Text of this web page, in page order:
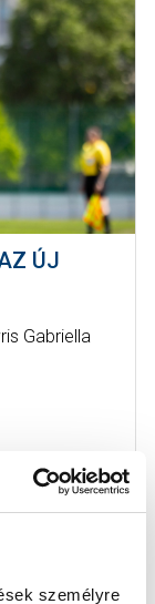
személyre
ÚJ
Gabriella